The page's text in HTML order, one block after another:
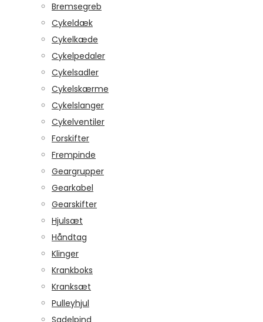
Bremsegreb
Cykeldæk
Cykelkæde
Cykelpedaler
Cykelsadler
Cykelskærme
Cykelslanger
Cykelventiler
Forskifter
Frempinde
Geargrupper
Gearkabel
Gearskifter
Hjulsæt
Håndtag
Klinger
Krankboks
Kranksæt
Pulleyhjul
Sadelpind